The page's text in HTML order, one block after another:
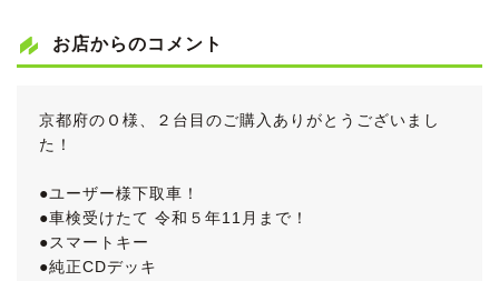
お店からのコメント
京都府のＯ様、２台目のご購入ありがとうございまし
た！
●ユーザー様下取車！
●車検受けたて 令和５年11月まで！
●スマートキー
●純正CDデッキ